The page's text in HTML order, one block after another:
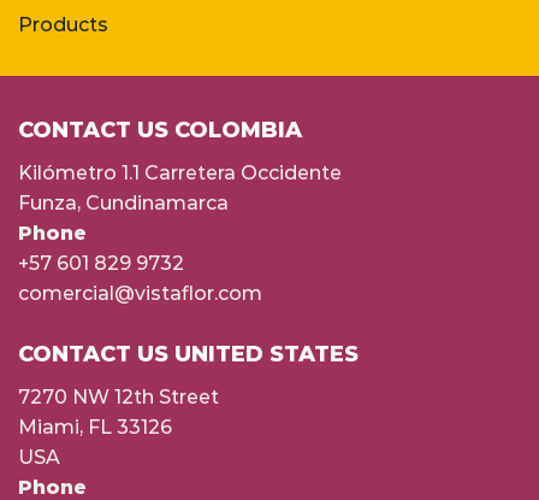
Products
CONTACT US COLOMBIA
Kilómetro 1.1 Carretera Occidente
Funza, Cundinamarca
Phone
+57 601 829 9732
comercial@vistaflor.com
CONTACT US UNITED STATES
7270 NW 12th Street
Miami, FL 33126
USA
Phone